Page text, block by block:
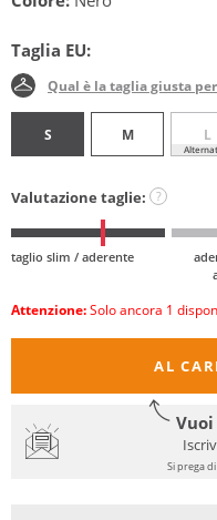
Taglia EU:
Qual è la taglia giusta
S M L
Valutazione taglie: ?
taglio slim / aderente
Attenzione: Solo ancora 1
AL
Si prega